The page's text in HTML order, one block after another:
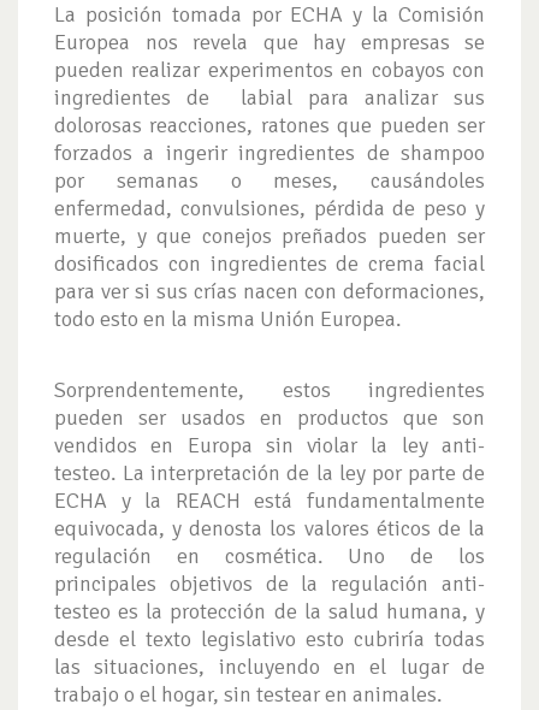
La posición tomada por ECHA y la Comisión
Europea nos revela que hay empresas se
pueden realizar experimentos en cobayos con
ingredientes de labial para analizar sus
dolorosas reacciones, ratones que pueden ser
forzados a ingerir ingredientes de shampoo
por semanas o meses, causándoles
enfermedad, convulsiones, pérdida de peso y
muerte, y que conejos preñados pueden ser
dosificados con ingredientes de crema facial
para ver si sus crías nacen con deformaciones,
todo esto en la misma Unión Europea.
Sorprendentemente, estos ingredientes
pueden ser usados en productos que son
vendidos en Europa sin violar la ley anti-
testeo. La interpretación de la ley por parte de
ECHA y la REACH está fundamentalmente
equivocada, y denosta los valores éticos de la
regulación en cosmética. Uno de los
principales objetivos de la regulación anti-
testeo es la protección de la salud humana, y
desde el texto legislativo esto cubriría todas
las situaciones, incluyendo en el lugar de
trabajo o el hogar, sin testear en animales.